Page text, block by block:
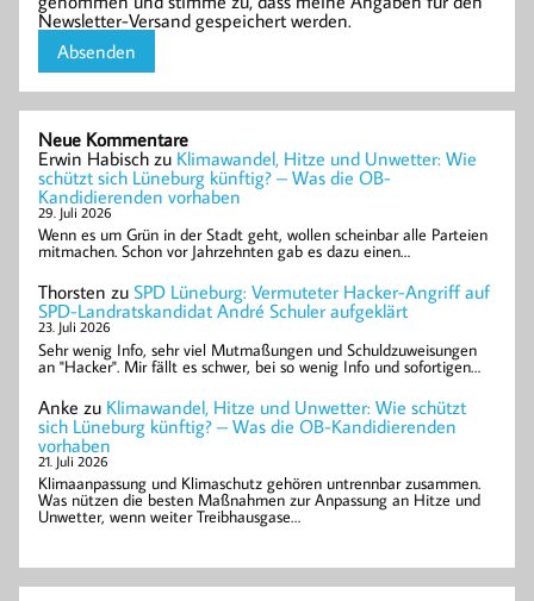
Newsletter-Versand gespeichert werden.
Neue Kommentare
Erwin Habisch zu Klimawandel, Hitze und Unwetter: Wie
schützt sich Lüneburg künftig? – Was die OB-
Kandidierenden vorhaben
29. Juli 2026
Wenn es um Grün in der Stadt geht, wollen scheinbar alle Parteien
mitmachen. Schon vor Jahrzehnten gab es dazu einen…
Thorsten zu SPD Lüneburg: Vermuteter Hacker-Angriff auf
SPD-Landratskandidat André Schuler aufgeklärt
23. Juli 2026
Sehr wenig Info, sehr viel Mutmaßungen und Schuldzuweisungen
an "Hacker". Mir fällt es schwer, bei so wenig Info und sofortigen…
Anke zu Klimawandel, Hitze und Unwetter: Wie schützt
sich Lüneburg künftig? – Was die OB-Kandidierenden
vorhaben
21. Juli 2026
Klimaanpassung und Klimaschutz gehören untrennbar zusammen.
Was nützen die besten Maßnahmen zur Anpassung an Hitze und
Unwetter, wenn weiter Treibhausgase…